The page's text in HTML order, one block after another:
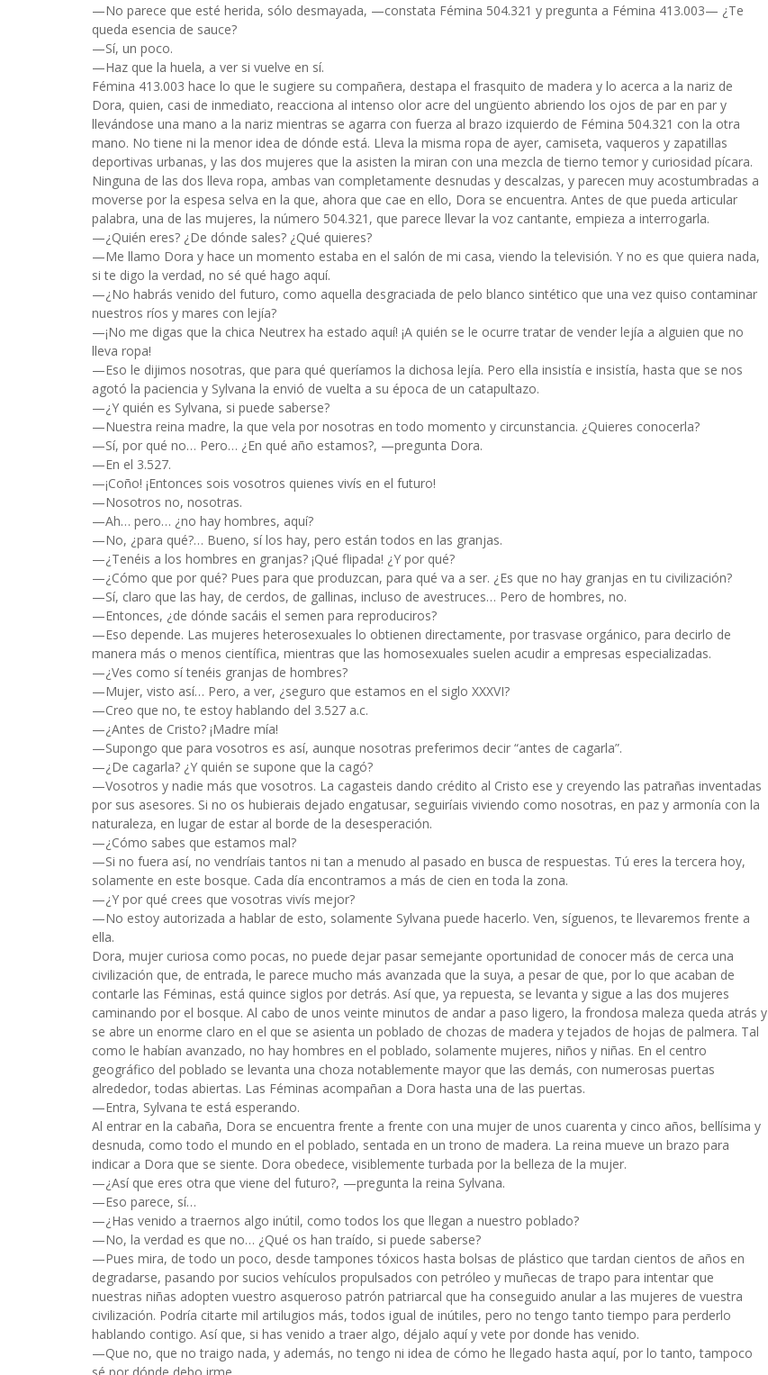
—No parece que esté herida, sólo desmayada, —constata Fémina 504.321 y pregunta a Fémina 413.003— ¿Te
queda esencia de sauce?
—Sí, un poco.
—Haz que la huela, a ver si vuelve en sí.
Fémina 413.003 hace lo que le sugiere su compañera, destapa el frasquito de madera y lo acerca a la nariz de
Dora, quien, casi de inmediato, reacciona al intenso olor acre del ungüento abriendo los ojos de par en par y
llevándose una mano a la nariz mientras se agarra con fuerza al brazo izquierdo de Fémina 504.321 con la otra
mano. No tiene ni la menor idea de dónde está. Lleva la misma ropa de ayer, camiseta, vaqueros y zapatillas
deportivas urbanas, y las dos mujeres que la asisten la miran con una mezcla de tierno temor y curiosidad pícara.
Ninguna de las dos lleva ropa, ambas van completamente desnudas y descalzas, y parecen muy acostumbradas a
moverse por la espesa selva en la que, ahora que cae en ello, Dora se encuentra. Antes de que pueda articular
palabra, una de las mujeres, la número 504.321, que parece llevar la voz cantante, empieza a interrogarla.
—¿Quién eres? ¿De dónde sales? ¿Qué quieres?
—Me llamo Dora y hace un momento estaba en el salón de mi casa, viendo la televisión. Y no es que quiera nada,
si te digo la verdad, no sé qué hago aquí.
—¿No habrás venido del futuro, como aquella desgraciada de pelo blanco sintético que una vez quiso contaminar
nuestros ríos y mares con lejía?
—¡No me digas que la chica Neutrex ha estado aquí! ¡A quién se le ocurre tratar de vender lejía a alguien que no
lleva ropa!
—Eso le dijimos nosotras, que para qué queríamos la dichosa lejía. Pero ella insistía e insistía, hasta que se nos
agotó la paciencia y Sylvana la envió de vuelta a su época de un catapultazo.
—¿Y quién es Sylvana, si puede saberse?
—Nuestra reina madre, la que vela por nosotras en todo momento y circunstancia. ¿Quieres conocerla?
—Sí, por qué no… Pero… ¿En qué año estamos?, —pregunta Dora.
—En el 3.527.
—¡Coño! ¡Entonces sois vosotros quienes vivís en el futuro!
—Nosotros no, nosotras.
—Ah… pero… ¿no hay hombres, aquí?
—No, ¿para qué?… Bueno, sí los hay, pero están todos en las granjas.
—¿Tenéis a los hombres en granjas? ¡Qué flipada! ¿Y por qué?
—¿Cómo que por qué? Pues para que produzcan, para qué va a ser. ¿Es que no hay granjas en tu civilización?
—Sí, claro que las hay, de cerdos, de gallinas, incluso de avestruces… Pero de hombres, no.
—Entonces, ¿de dónde sacáis el semen para reproduciros?
—Eso depende. Las mujeres heterosexuales lo obtienen directamente, por trasvase orgánico, para decirlo de
manera más o menos científica, mientras que las homosexuales suelen acudir a empresas especializadas.
—¿Ves como sí tenéis granjas de hombres?
—Mujer, visto así… Pero, a ver, ¿seguro que estamos en el siglo XXXVI?
—Creo que no, te estoy hablando del 3.527 a.c.
—¿Antes de Cristo? ¡Madre mía!
—Supongo que para vosotros es así, aunque nosotras preferimos decir “antes de cagarla”.
—¿De cagarla? ¿Y quién se supone que la cagó?
—Vosotros y nadie más que vosotros. La cagasteis dando crédito al Cristo ese y creyendo las patrañas inventadas
por sus asesores. Si no os hubierais dejado engatusar, seguiríais viviendo como nosotras, en paz y armonía con la
naturaleza, en lugar de estar al borde de la desesperación.
—¿Cómo sabes que estamos mal?
—Si no fuera así, no vendríais tantos ni tan a menudo al pasado en busca de respuestas. Tú eres la tercera hoy,
solamente en este bosque. Cada día encontramos a más de cien en toda la zona.
—¿Y por qué crees que vosotras vivís mejor?
—No estoy autorizada a hablar de esto, solamente Sylvana puede hacerlo. Ven, síguenos, te llevaremos frente a
ella.
Dora, mujer curiosa como pocas, no puede dejar pasar semejante oportunidad de conocer más de cerca una
civilización que, de entrada, le parece mucho más avanzada que la suya, a pesar de que, por lo que acaban de
contarle las Féminas, está quince siglos por detrás. Así que, ya repuesta, se levanta y sigue a las dos mujeres
caminando por el bosque. Al cabo de unos veinte minutos de andar a paso ligero, la frondosa maleza queda atrás y
se abre un enorme claro en el que se asienta un poblado de chozas de madera y tejados de hojas de palmera. Tal
como le habían avanzado, no hay hombres en el poblado, solamente mujeres, niños y niñas. En el centro
geográfico del poblado se levanta una choza notablemente mayor que las demás, con numerosas puertas
alrededor, todas abiertas. Las Féminas acompañan a Dora hasta una de las puertas.
—Entra, Sylvana te está esperando.
Al entrar en la cabaña, Dora se encuentra frente a frente con una mujer de unos cuarenta y cinco años, bellísima y
desnuda, como todo el mundo en el poblado, sentada en un trono de madera. La reina mueve un brazo para
indicar a Dora que se siente. Dora obedece, visiblemente turbada por la belleza de la mujer.
—¿Así que eres otra que viene del futuro?, —pregunta la reina Sylvana.
—Eso parece, sí…
—¿Has venido a traernos algo inútil, como todos los que llegan a nuestro poblado?
—No, la verdad es que no… ¿Qué os han traído, si puede saberse?
—Pues mira, de todo un poco, desde tampones tóxicos hasta bolsas de plástico que tardan cientos de años en
degradarse, pasando por sucios vehículos propulsados con petróleo y muñecas de trapo para intentar que
nuestras niñas adopten vuestro asqueroso patrón patriarcal que ha conseguido anular a las mujeres de vuestra
civilización. Podría citarte mil artilugios más, todos igual de inútiles, pero no tengo tanto tiempo para perderlo
hablando contigo. Así que, si has venido a traer algo, déjalo aquí y vete por donde has venido.
—Que no, que no traigo nada, y además, no tengo ni idea de cómo he llegado hasta aquí, por lo tanto, tampoco
sé por dónde debo irme.